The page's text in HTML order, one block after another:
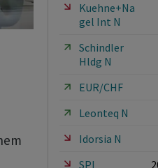
Kuehne+Na
gel Int N
Schindler
Hldg N
EUR/CHF
Leonteq N
Idorsia N
SPI